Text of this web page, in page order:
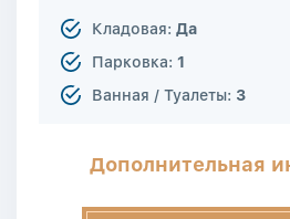
Кладовая: Да
Парковка: 1
Ванная / Туалеты: 3
Дополнительная